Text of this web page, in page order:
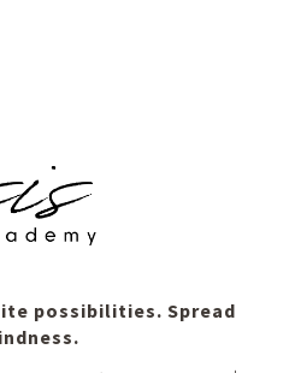
possibilities. Spread